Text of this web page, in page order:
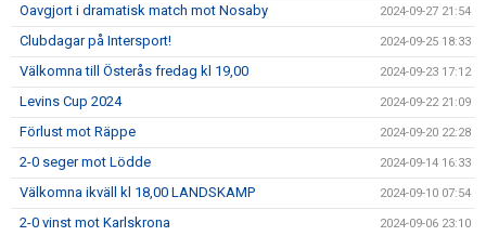
Oavgjort i dramatisk match mot Nosaby 2024-09-27 21:54
Clubdagar på Intersport! 2024-09-25 18:33
Välkomna till Österås fredag kl 19,00 2024-09-23 17:12
Levins Cup 2024 2024-09-22 21:09
Förlust mot Räppe 2024-09-20 22:28
2-0 seger mot Lödde 2024-09-14 16:33
Välkomna ikväll kl 18,00 LANDSKAMP 2024-09-10 07:54
2-0 vinst mot Karlskrona 2024-09-06 23:10